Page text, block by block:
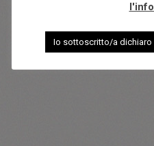
Io sottoscritto/a dichiaro